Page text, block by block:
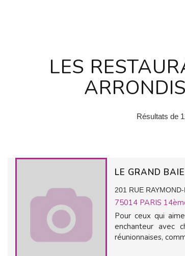
LES
Résultats de
LE GRAND BAIE
201 RUE
75014 PARIS
Pour ceux qui
enchanteur avec
réunionnaises,